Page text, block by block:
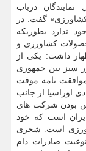
درباب
گفت: در
ندارد بطوریكه
كشاورزی و
داشت: یكی از
سبز بین جمهوری
نامه موقت
اوراسیا از جانب
بودن شركت های
است كه خود
است. شجری
صادرات دام